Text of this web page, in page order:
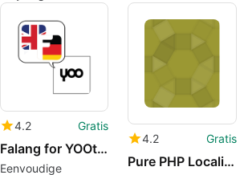
WOVN.io
4.2 Gratis
Falang for YOOtheme Lite
Eenvoudige
4.2 Gratis
Pure PHP Localization